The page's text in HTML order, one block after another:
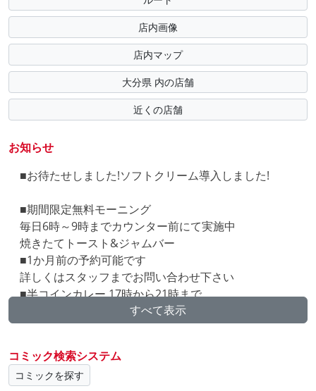
店内画像
店内マップ
大分県 内の店舗
近くの店舗
お知らせ
■お待たせしました!ソフトクリーム導入しました!
■期間限定無料モーニング
毎日6時～9時までカウンター前にて実施中
焼きたてトースト&ジャムバー
■1か月前の予約可能です
詳しくはスタッフまでお問い合わせ下さい
■半コインカレー 17時から21時まで
■みっどないと茶漬 深夜1時から朝4時まで
■各時間帯限定メニューあります
※毎日3時～6時メンテ中です(週1回3時～8時メンテあ
り)
すべて表示
コミック検索システム
コミックを探す